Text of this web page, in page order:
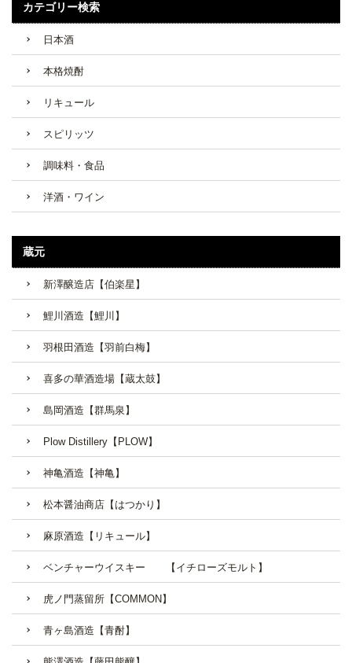
カテゴリー検索
日本酒
本格焼酎
リキュール
スピリッツ
調味料・食品
洋酒・ワイン
蔵元
新澤醸造店【伯楽星】
鯉川酒造【鯉川】
羽根田酒造【羽前白梅】
喜多の華酒造場【蔵太鼓】
島岡酒造【群馬泉】
Plow Distillery【PLOW】
神亀酒造【神亀】
松本醤油商店【はつかり】
麻原酒造【リキュール】
ベンチャーウイスキー 【イチローズモルト】
虎ノ門蒸留所【COMMON】
青ヶ島酒造【青酎】